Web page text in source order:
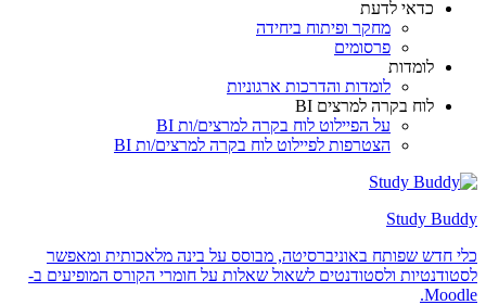
כדאי לדעת
מחקר ופיתוח ביחידה
פרסומים
לומדות
לומדות והדרכות ארגוניות
לוח בקרה למרצים BI
על הפיילוט לוח בקרה למרצים/ות BI
הצטרפות לפיילוט לוח בקרה למרצים/ות BI
Study Buddy
כלי חדש שפותח באוניברסיטה, מבוסס על בינה מלאכותית ומאפשר
לסטודנטיות ולסטודנטים לשאול שאלות על חומרי הקורס המופיעים ב-
Moodle.